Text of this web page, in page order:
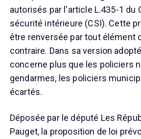
autorisés par l'article L.435-1 du
sécurité intérieure (CSI). Cette
être renversée par tout élément
contraire. Dans sa version
concerne plus que les policiers
gendarmes, les policiers
écartés.
Déposée par le député Les
Pauget, la proposition de loi